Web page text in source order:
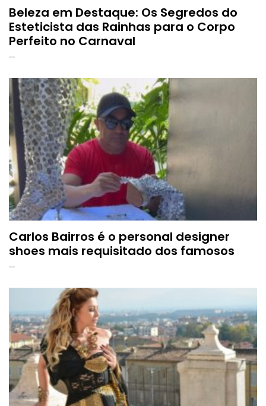
Beleza em Destaque: Os Segredos do
Esteticista das Rainhas para o Corpo
Perfeito no Carnaval
Carlos Bairros é o personal designer
shoes mais requisitado dos famosos